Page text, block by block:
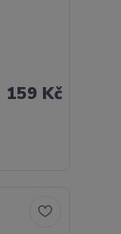
159 Kč